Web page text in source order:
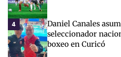
4
Daniel Canales
seleccionador
boxeo en Curicó